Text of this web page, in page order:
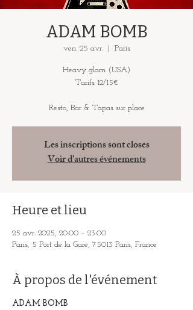
ADAM BOMB
ven. 25 avr.
  |
Paris
Heavy glam (USA)
Tarifs 12/15€
Resto, Bar & Tapas sur place
Les inscriptions sont closes
Voir d'autres événements
Heure et lieu
25 avr. 2025, 20:00 – 23:00
Paris, 5 Port de la Gare, 75013 Paris, France
À propos de l'événement
ADAM BOMB